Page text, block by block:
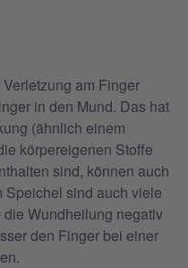
am Finger
in den Mund. Das hat
(ähnlich einem
körpereigenen Stoffe
sind, können auch
Speichel sind auch viele
Wundheilung negativ
den Finger bei einer